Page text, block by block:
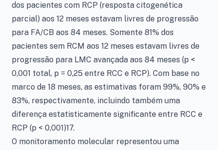
dos pacientes com RCP (resposta citogenética
parcial) aos 12 meses estavam livres de progressão
para FA/CB aos 84 meses. Somente 81% dos
pacientes sem RCM aos 12 meses estavam livres de
progressão para LMC avançada aos 84 meses (p <
0,001 total, p = 0,25 entre RCC e RCP). Com base no
marco de 18 meses, as estimativas foram 99%, 90% e
83%, respectivamente, incluindo também uma
diferença estatisticamente significante entre RCC e
RCP (p < 0,001)17.
O monitoramento molecular representou uma